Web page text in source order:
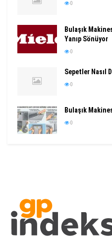
0
Bulaşık
Yanıp Sönüyor
0
Sepetler Nasıl
0
Bulaşık
0